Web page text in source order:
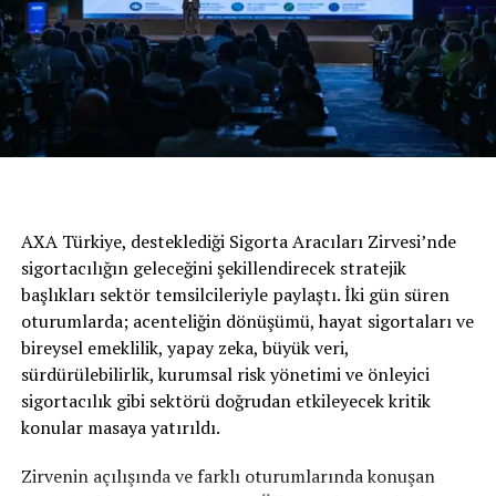
Dikiş makinelerinden dünyanın en
büyük bisiklet üreticisine
Başarı hikayesi, Ağustos 1862’nin sonunda başladı. Adam
AXA Türkiye, desteklediği Sigorta Aracıları Zirvesi’nde
sigortacılığın geleceğini şekillendirecek stratejik
başlıkları sektör temsilcileriyle paylaştı. İki gün süren
oturumlarda; acenteliğin dönüşümü, hayat sigortaları ve
bireysel emeklilik, yapay zeka, büyük veri,
sürdürülebilirlik, kurumsal risk yönetimi ve önleyici
sigortacılık gibi sektörü doğrudan etkileyecek kritik
konular masaya yatırıldı.
Zirvenin açılışında ve farklı oturumlarında konuşan